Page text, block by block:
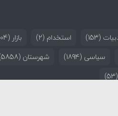
(153) استخدام (2) بازار (404)
سیاسی (1894) شهرستان (5858)
(53)